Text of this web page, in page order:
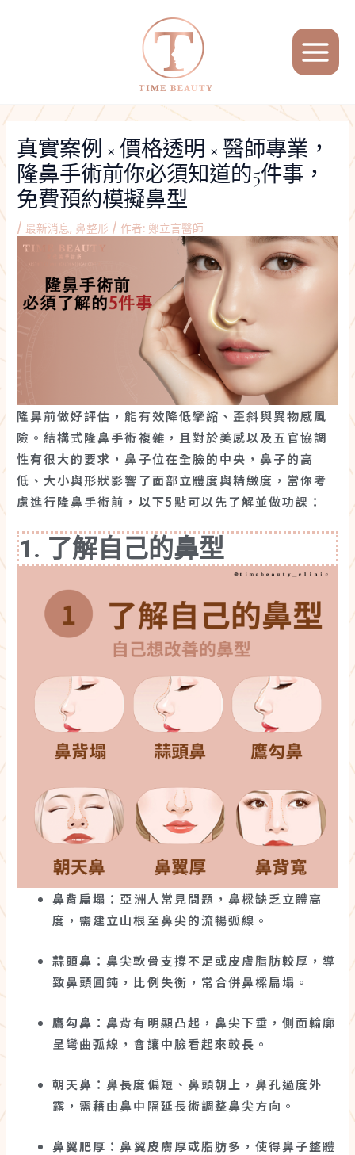
MENU
真實案例 × 價格透明 × 醫師專業，
隆鼻手術前你必須知道的5件事，
免費預約模擬鼻型
/最新消息, 鼻整形 / 作者: 鄭立言醫師
隆鼻前做好評估，能有效降低攣縮、歪斜與異物感風
險。結構式隆鼻手術複雜，且對於美感以及五官協調
性有很大的要求，鼻子位在全臉的中央，鼻子的高
低、大小與形狀影響了面部立體度與精緻度，當你考
慮進行隆鼻手術前，以下5點可以先了解並做功課：
1. 了解自己的鼻型
鼻背扁塌 ：亞洲人常見問題，鼻樑缺乏立體高
度，需建立山根至鼻尖的流暢弧線。
蒜頭鼻 ：鼻尖軟骨支撐不足或皮膚脂肪較厚，導
致鼻頭圓鈍，比例失衡，常合併鼻樑扁塌。
鷹勾鼻 ：鼻背有明顯凸起，鼻尖下垂，側面輪廓
呈彎曲弧線，會讓中臉看起來較長。
朝天鼻 ：鼻長度偏短、鼻頭朝上，鼻孔過度外
露，需藉由鼻中隔延長術調整鼻尖方向。
鼻翼肥厚 ：鼻翼皮膚厚或脂肪多，使得鼻子整體